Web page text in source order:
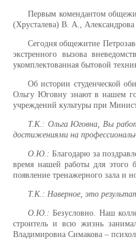
Первым комендантом
(Хрусталева) В. А.,
Сегодня общежитие
экстренного вызова
укомплектованная бытовой
Об истории студенческой
Ольгу Юговну знают в нашем
учреждений культуры при
Т.К.: Ольга Юговна, Вы
достижениями на
О.Ю.: Благодарю за
время нашей работы для этого
появление тренажерного зала и
Т.К.: Наверное, это
О.Ю.: Безусловно. Наш
строитель и всю жизнь
Владимировна Симакова –